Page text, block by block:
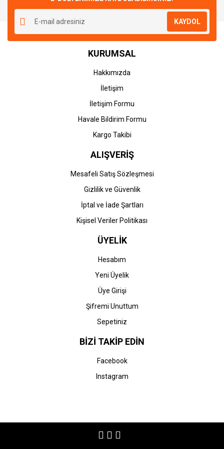
Yorum Yaz
Ürün resmi kalitesiz, bozuk veya görüntülenemiyor.
Ürün açıklamasında eksik bilgiler bulunuyor.
Ürün bilgilerinde hatalar bulunuyor.
Ürün fiyatı diğer sitelerden daha pahalı.
Gönder
KAYDOL
KURUMSAL
Hakkımızda
İletişim
İletişim Formu
Havale Bildirim Formu
Kargo Takibi
ALIŞVERİŞ
Mesafeli Satış Sözleşmesi
Gizlilik ve Güvenlik
İptal ve İade Şartları
Kişisel Veriler Politikası
ÜYELİK
Hesabım
Yeni Üyelik
Üye Girişi
Şifremi Unuttum
Sepetiniz
BİZİ TAKİP EDİN
Facebook
Instagram